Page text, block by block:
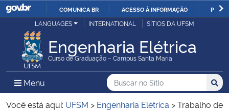
IR
O
COMUNICA BR ACESSO À INFORMAÇÃO
Ministério da Justiça e Segurança Pública
Ministério da Defesa
Ministério das Relações Exteriores
LANGUAGES INTERNATIONAL SÍTIOS DA UFSM
Engenharia Elétrica
Curso de Graduação – Campus Santa Maria
Menu Menu Principal do Sítio
Busca
Buscar no no Sítio
Busca:
Você está aqui: UFSM > Engenharia Elétrica >Trabalho de